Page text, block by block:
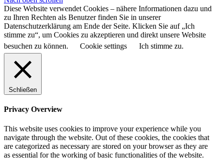
Diese Website verwendet Cookies – nähere Informationen dazu und
zu Ihren Rechten als Benutzer finden Sie in unserer
Datenschutzerklärung am Ende der Seite. Klicken Sie auf „Ich
stimme zu“, um Cookies zu akzeptieren und direkt unsere Website
besuchen zu können.
Cookie settings Ich stimme zu.
Schließen
Privacy Overview
This website uses cookies to improve your experience while you
navigate through the website. Out of these cookies, the cookies that
are categorized as necessary are stored on your browser as they are
as essential for the working of basic functionalities of the website.